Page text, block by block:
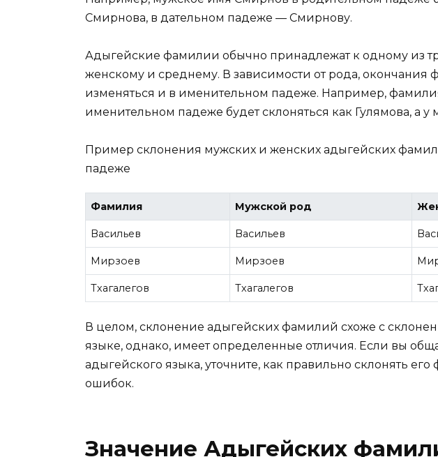
Смирнова, в дательном падеже — Смирнову.
Адыгейские фамилии обычно принадлежат к одному из
женскому и среднему. В зависимости от рода, окончания
изменяться и в именительном падеже. Например,
именительном падеже будет склоняться как Гулямова, а
Пример склонения мужских и женских адыгейских
падеже
Фамилия Мужской род
Васильев Васильев
Мирзоев Мирзоев
Тхагалегов Тхагалегов
В целом, склонение адыгейских фамилий схоже с
языке, однако, имеет определенные отличия. Если вы
адыгейского языка, уточните, как правильно склонять
ошибок.
Значение Адыгейских